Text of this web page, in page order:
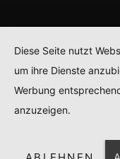
Diese Seite nutzt
um ihre Dienste
Werbung
anzuzeigen.